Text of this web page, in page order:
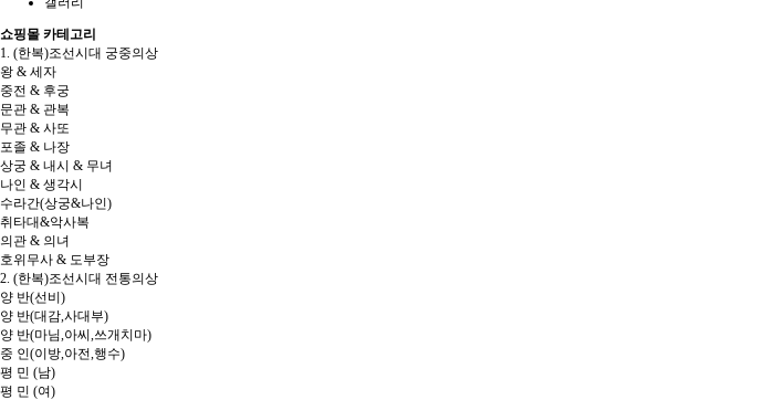
쇼핑몰 카테고리
1. (한복)조선시대 궁중의상
왕 & 세자
중전 & 후궁
문관 & 관복
무관 & 사또
포졸 & 나장
상궁 & 내시 & 무녀
나인 & 생각시
수라간(상궁&나인)
취타대&악사복
의관 & 의녀
호위무사 & 도부장
2. (한복)조선시대 전통의상
양 반(선비)
양 반(대감,사대부)
양 반(마님,아씨,쓰개치마)
중 인(이방,아전,행수)
평 민 (남)
평 민 (여)